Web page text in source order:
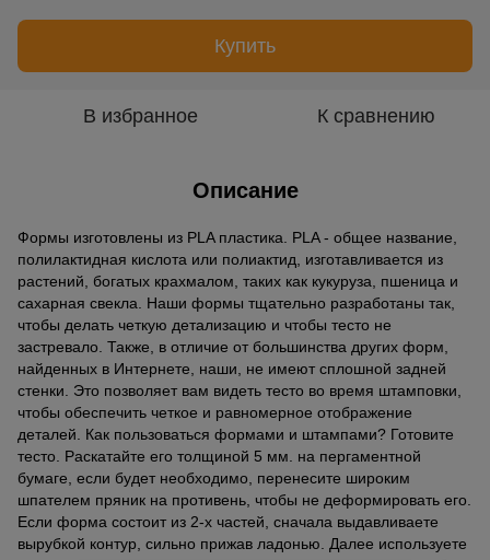
Купить
В избранное К сравнению
Описание
Формы изготовлены из PLA пластика. PLA - общее название,
полилактидная кислота или полиактид, изготавливается из
растений, богатых крахмалом, таких как кукуруза, пшеница и
сахарная свекла. Наши формы тщательно разработаны так,
чтобы делать четкую детализацию и чтобы тесто не
застревало. Также, в отличие от большинства других форм,
найденных в Интернете, наши, не имеют сплошной задней
стенки. Это позволяет вам видеть тесто во время штамповки,
чтобы обеспечить четкое и равномерное отображение
деталей. Как пользоваться формами и штампами? Готовите
тесто. Раскатайте его толщиной 5 мм. на пергаментной
бумаге, если будет необходимо, перенесите широким
шпателем пряник на противень, чтобы не деформировать его.
Если форма состоит из 2-х частей, сначала выдавливаете
вырубкой контур, сильно прижав ладонью. Далее используете